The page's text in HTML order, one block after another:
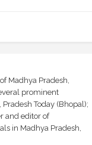
Madhya Pradesh,
prominent
Today (Bhopal);
and editor of
in Madhya Pradesh,